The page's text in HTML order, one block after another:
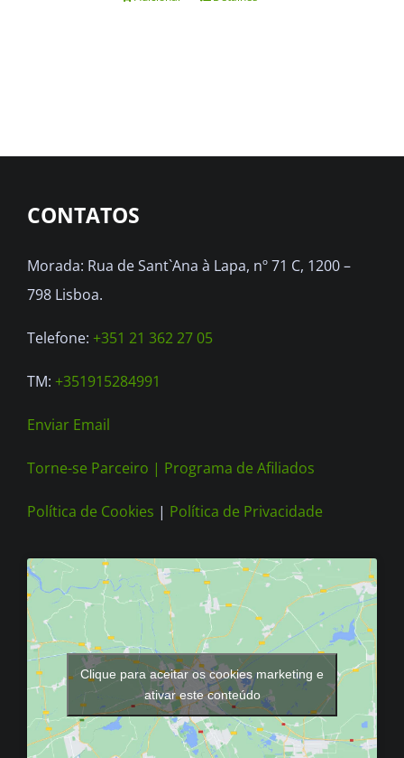
CONTATOS
Morada: Rua de Sant`Ana à Lapa, nº 71 C, 1200 –
798 Lisboa.
Telefone: +351 21 362 27 05
TM: +351915284991
Enviar Email
Torne-se Parceiro | Programa de Afiliados
Política de Cookies | Política de Privacidade
Clique para aceitar os cookies marketing e
ativar este conteúdo